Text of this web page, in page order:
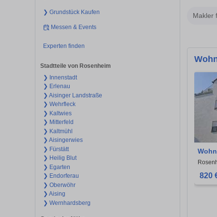
❯ Grundstück Kaufen
Messen & Events
Experten finden
Stadtteile von Rosenheim
❯ Innenstadt
❯ Erlenau
❯ Aisinger Landstraße
❯ Wehrfleck
❯ Kaltwies
❯ Mitterfeld
❯ Kaltmühl
❯ Aisingerwies
❯ Fürstätt
❯ Heilig Blut
❯ Egarten
❯ Endorferau
❯ Oberwöhr
❯ Aising
❯ Wernhardsberg
Makler
820